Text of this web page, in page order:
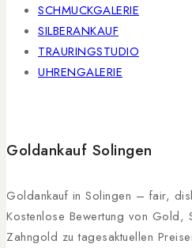
SCHMUCKGALERIE
SILBERANKAUF
TRAURINGSTUDIO
UHRENGALERIE
Goldankauf Solingen
Goldankauf in Solingen – fair,
Kostenlose Bewertung von Gold,
Zahngold zu tagesaktuellen